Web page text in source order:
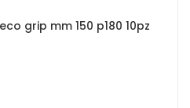
grip mm 150 p180 10pz